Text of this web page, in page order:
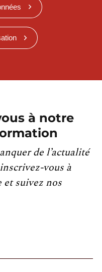
à notre
de l’actualité
vous à
suivez nos